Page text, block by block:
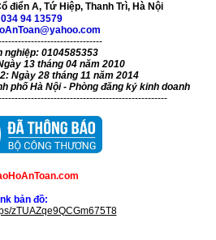
điển A, Tứ Hiệp, Thanh Trì, Hà Nội
034 94 13579
nghiệp: 0104585353
13 tháng 04 năm 2010
Ngày 28 tháng 11 năm 2014
phố Hà Nội - Phòng đăng ký kinh doanh
bản đồ:
zTUAZqe9QCGm675T8